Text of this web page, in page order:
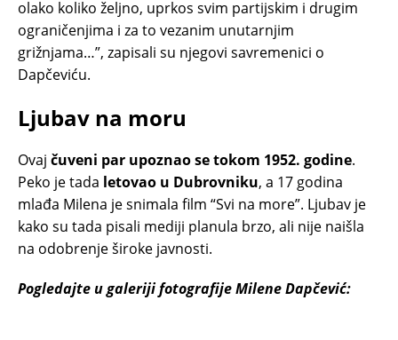
olako koliko željno, uprkos svim partijskim i drugim
ograničenjima i za to vezanim unutarnjim
grižnjama…”, zapisali su njegovi savremenici o
Dapčeviću.
Ljubav na moru
Ovaj čuveni par upoznao se tokom 1952. godine.
Peko je tada letovao u Dubrovniku, a 17 godina
mlađa Milena je snimala film “Svi na more”. Ljubav je
kako su tada pisali mediji planula brzo, ali nije naišla
na odobrenje široke javnosti.
Pogledajte u galeriji fotografije Milene Dapčević: